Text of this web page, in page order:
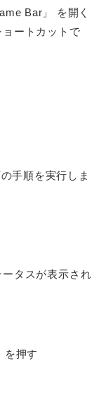
Bar」 を開く
ートカットで
手順を実行しま
タスが表示され
を押す